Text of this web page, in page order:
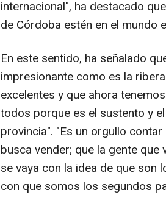
internacional", ha destacado
de Córdoba estén en el mundo
En este sentido, ha señalado
impresionante como es la
excelentes y que ahora
todos porque es el sustento y
provincia". "Es un orgullo
busca vender; que la gente
se vaya con la idea de que
con que somos los segundos